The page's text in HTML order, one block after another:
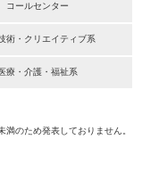
コールセンター
術・クリエイティブ系
療・介護・福祉系
のため発表しておりません。